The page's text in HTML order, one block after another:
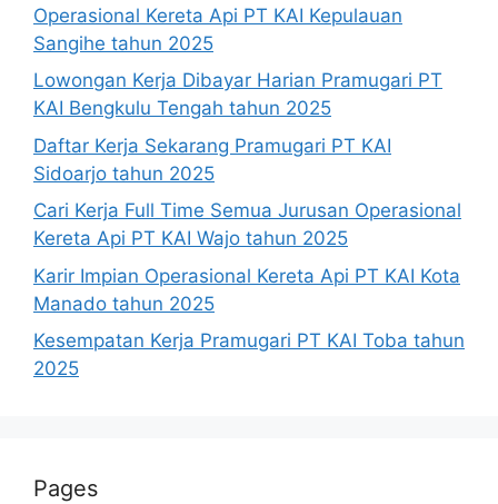
Operasional Kereta Api PT KAI Kepulauan
Sangihe tahun 2025
Lowongan Kerja Dibayar Harian Pramugari PT
KAI Bengkulu Tengah tahun 2025
Daftar Kerja Sekarang Pramugari PT KAI
Sidoarjo tahun 2025
Cari Kerja Full Time Semua Jurusan Operasional
Kereta Api PT KAI Wajo tahun 2025
Karir Impian Operasional Kereta Api PT KAI Kota
Manado tahun 2025
Kesempatan Kerja Pramugari PT KAI Toba tahun
2025
Pages